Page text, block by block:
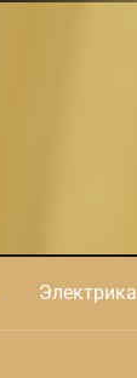
Электрика